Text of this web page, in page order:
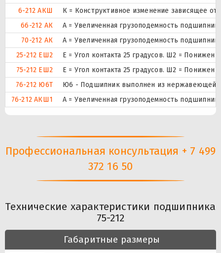
6-212 АКШ
К = Конструктивное изменение зависящее
66-212 АК
А = Увеличенная грузоподемность
70-212 АК
А = Увеличенная грузоподемность
25-212 ЕШ2
E = Угол контакта 25 градусов. Ш2 =
75-212 ЕШ2
E = Угол контакта 25 градусов. Ш2 =
76-212 Ю6Т
Ю6 - Подшипник выполнен из нержавеющей
76-212 АКШ1
А = Увеличенная грузоподемность
Профессиональная консультация + 7 499
372 16 50
Технические характеристики подшипника
75-212
Габаритные размеры